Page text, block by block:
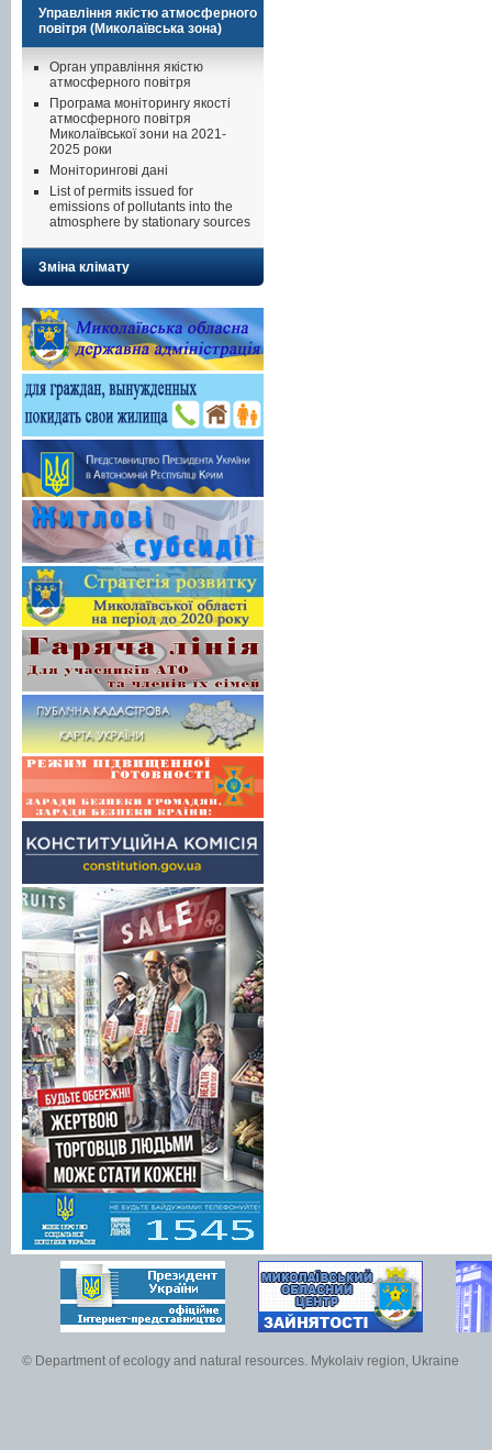
Управління якістю атмосферного
повітря (Миколаївська зона)
Орган управління якістю
атмосферного повітря
Програма моніторингу якості
атмосферного повітря
Миколаївської зони на 2021-
2025 роки
Моніторингові дані
List of permits issued for
emissions of pollutants into the
atmosphere by stationary sources
Зміна клімату
© Department of ecology and natural resources. Mykolaiv region, Ukraine